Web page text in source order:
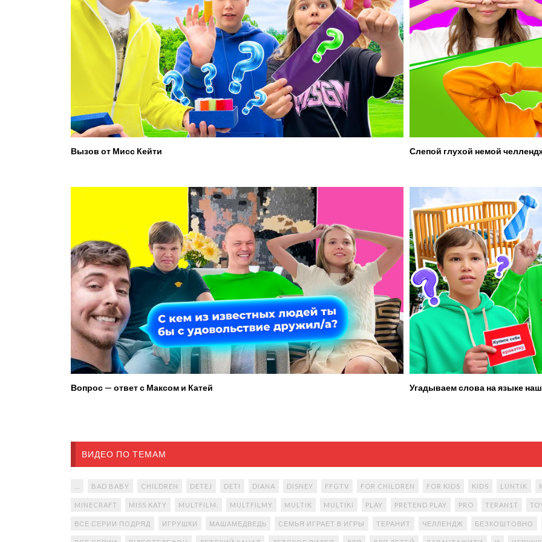
Вызов от Мисс Кейти Слепой глухой немой
Вопрос — ответ с Максом и Катей Угадываем слова на языке
ВИДЕО ПО ТЕМАМ
BAD BABY CHILDREN DETEJ DETI DIANA DISNEY FFGTV FOR CHILDREN FOR KIDS KIDS LUNTIK
MINECRAFT MISS KATY MULTFILM. MULTFILMY MULTIK MULTIKI PLAY PRETEND PLAY PRO TERAN1T
ВСЕ СЕРИИ ПОДРЯД ИГРУШКИ МАШАМЕДВЕДЬ СЕМЬЯ ИГРАЕТ В ИГРЫ ТЕРАНИТ ЧЕЛЛЕНДЖ БЕЗКОШТОВНО